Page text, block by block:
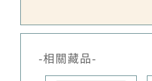
-相關藏品-